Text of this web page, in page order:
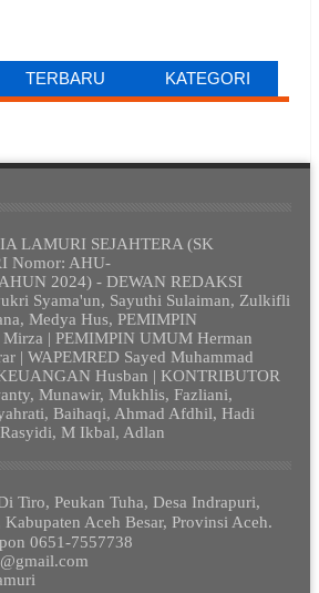
TERBARU KATEGORI
LAMURI SEJAHTERA (SK
Nomor: AHU-
2024) - DEWAN REDAKSI
Syama'un, Sayuthi Sulaiman, Zulkifli
Medya Hus, PEMIMPIN
| PEMIMPIN UMUM Herman
| WAPEMRED Sayed Muhammad
Husban | KONTRIBUTOR
Munawir, Mukhlis, Fazliani,
Baihaqi, Ahmad Afdhil, Hadi
M Ikbal, Adlan
Tiro, Peukan Tuha, Desa Indrapuri,
Aceh Besar, Provinsi Aceh.
0651-7557738